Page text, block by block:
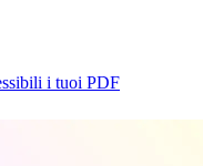
i tuoi PDF